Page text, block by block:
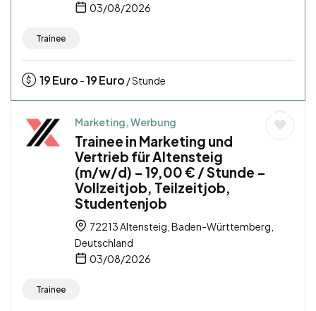
03/08/2026
Trainee
19Euro -19Euro / Stunde
Marketing, Werbung
Trainee in Marketing und
Vertrieb für Altensteig
(m/w/d) – 19,00 € / Stunde –
Vollzeitjob, Teilzeitjob,
Studentenjob
72213 Altensteig, Baden-Württemberg,
Deutschland
03/08/2026
Trainee